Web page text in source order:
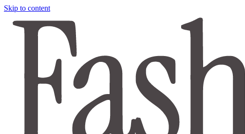
Skip to content